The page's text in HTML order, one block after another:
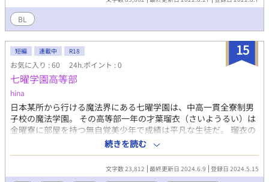
答えをもらえずにいた。実は健司、生粋のBLである。エッチなコ
メディです。
BL
15
短編 連載中 R18
お気に入り : 60 24h.ポイント : 0
七曜学園高等部
hina
日本某所から行ける魔法界にある七曜学園は、中高一貫全寮制男
子校の魔法学園。 その高等部一年の才葉瑠衣（さいようるい）は
金曜寮に部屋を持つ無自覚美少年で成績は平凡な生徒だ。 瑠衣の
幼馴染で同学年の雨野泰雅（あまのたいが）は中等部で生徒会長
を務めたこともある月曜寮に住まう美丈夫でとても優秀な生徒で
瑠衣のことが好き。 なにかと絡んでくる泰雅と、泰雅への劣等感
になやむ瑠衣の攻防戦。 男性妊娠の表現があります。
続きを読む
文字数 23,812 最終更新日 2024.6.9 登録日 2024.5.15